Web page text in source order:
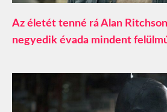
Az életét tenné rá Alan
negyedik évada mindent